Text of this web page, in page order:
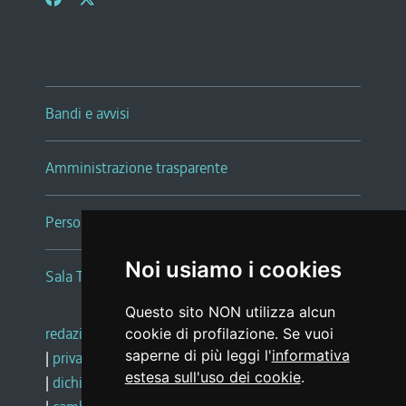
Noi usiamo i cookies
Questo sito NON utilizza alcun
cookie di profilazione. Se vuoi
saperne di più leggi l'informativa
estesa sull'uso dei cookie.
Bandi e avvisi
Amministrazione trasparente
Persone e Uffici
Sala Tiziano Tessitori
redazione web |note legali |glossario
| privacy
social media policy
| dichiarazione di accessibilità |feedback